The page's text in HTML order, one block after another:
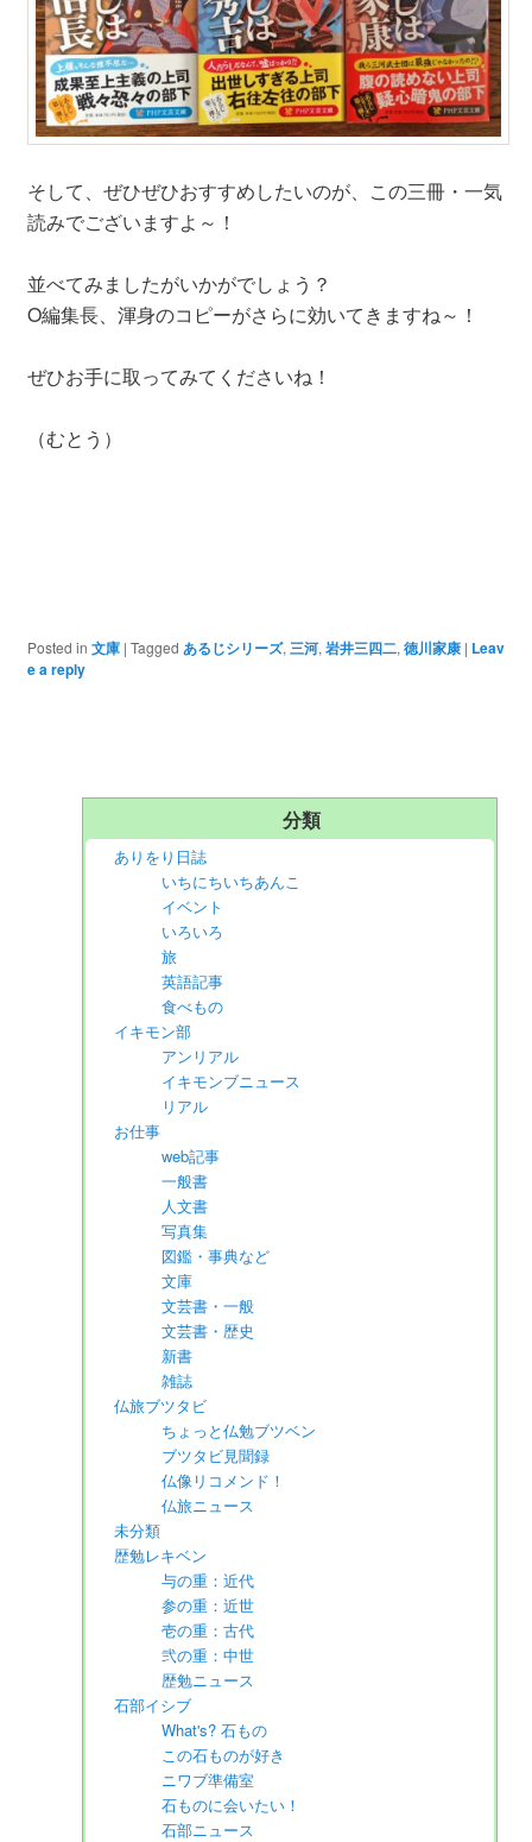
そして、ぜひぜひおすすめしたいのが、この三冊・一気
読みでございますよ～！
並べてみましたがいかがでしょう？
O編集長、渾身のコピーがさらに効いてきますね～！
ぜひお手に取ってみてくださいね！
（むとう）
Posted in 文庫 | Tagged あるじシリーズ, 三河, 岩井三四二, 徳川家康 | Leav
e a reply
分類
ありをり日誌
いちにちいちあんこ
イベント
いろいろ
旅
英語記事
食べもの
イキモン部
アンリアル
イキモンブニュース
リアル
お仕事
web記事
一般書
人文書
写真集
図鑑・事典など
文庫
文芸書・一般
文芸書・歴史
新書
雑誌
仏旅ブツタビ
ちょっと仏勉ブツベン
ブツタビ見聞録
仏像リコメンド！
仏旅ニュース
未分類
歴勉レキベン
与の重：近代
参の重：近世
壱の重：古代
弐の重：中世
歴勉ニュース
石部イシブ
What's? 石もの
この石ものが好き
ニワブ準備室
石ものに会いたい！
石部ニュース